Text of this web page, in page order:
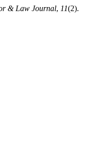
& Law Journal, 11(2).